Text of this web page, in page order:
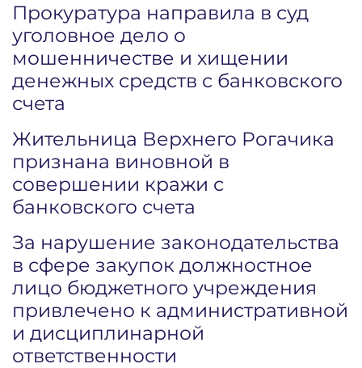
Прокуратура направила в суд
уголовное дело о
мошенничестве и хищении
денежных средств с банковского
счета
Жительница Верхнего Рогачика
признана виновной в
совершении кражи с
банковского счета
За нарушение законодательства
в сфере закупок должностное
лицо бюджетного учреждения
привлечено к административной
и дисциплинарной
ответственности